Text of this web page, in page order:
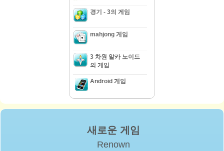
경기 - 3의 게임
mahjong 게임
3 차원 알카 노이드
의 게임
Android 게임
새로운 게임
Renown